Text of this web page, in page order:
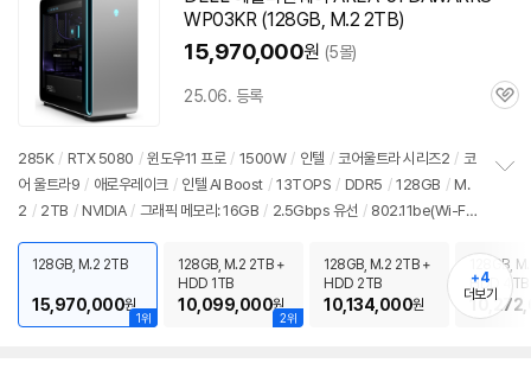
WP03KR (128GB, M.2 2TB)
15,970,000원 (5몰)
25.06. 등록
관
285K / RTX 5080 / 윈도우11 프로 / 1500W / 인텔 / 코어울트라 시리즈2 / 코
어 울트라9 / 애로우레이크 / 인텔 AI Boost / 13TOPS / DDR5 / 128GB / M.
2 / 2TB / NVIDIA / 그래픽 메모리: 16GB / 2.5Gbps 유선 / 802.11be(Wi-Fi
10Gbps
썬더볼트4 파워서플라이 / 미들타워 수랭쿨러 / LED쿨러 /
34.58
치
기
1위
128GB, M.2 2TB
15,970,000원
2위
128GB, M.2 2TB +
HDD 1TB
10,099,000원
128GB, M.2 2TB +
HDD 2TB
10,134,000원
128GB,
HDD 4TB
+4
더보기